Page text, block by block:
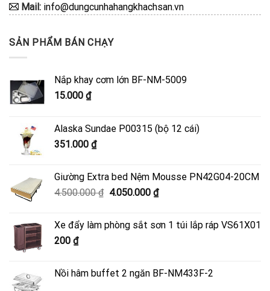
Mail: info@dungcunhahangkhachsan.vn
SẢN PHẨM BÁN CHẠY
Nắp khay cơm lớn BF-NM-5009
15.000 ₫
Alaska Sundae P00315 (bộ 12 cái)
351.000 ₫
Giường Extra bed Nệm Mousse PN42G04-20CM
4.500.000₫ Giá
4.500.000 ₫.
4.050.000 ₫Giá
là:
Xe đẩy làm phòng sắt sơn 1 túi lắp ráp VS61X01
200 ₫
Nồi hâm buffet 2 ngăn BF-NM433F-2